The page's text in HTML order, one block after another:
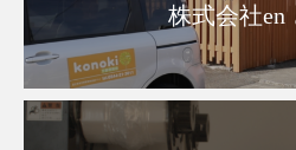
株式会社en